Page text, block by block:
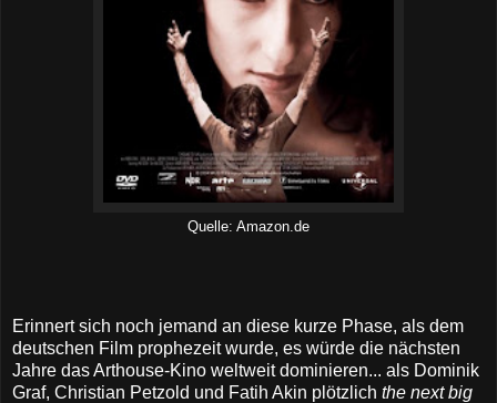
Quelle: Amazon.de
Erinnert sich noch jemand an diese kurze Phase, als dem
deutschen Film prophezeit wurde, es würde die nächsten
Jahre das Arthouse-Kino weltweit dominieren... als Dominik
Graf, Christian Petzold und Fatih Akin plötzlich the next big